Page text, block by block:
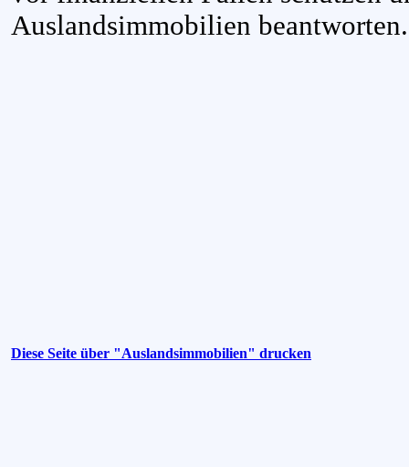
Auslandsimmobilien beantworten.
Diese Seite über "Auslandsimmobilien" drucken